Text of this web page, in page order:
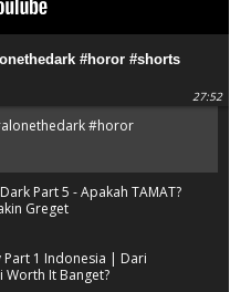
#horor #shorts
27:52
#horor
Part 5 - Apakah TAMAT?
Greget
Part 1 Indonesia | Dari
Worth It Banget?